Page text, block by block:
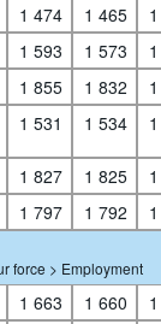
1 474 1 465
1 593 1 573
1 855 1 832
1 531 1 534
1 827 1 825
1 797 1 792
force > Employment
1 663 1 660